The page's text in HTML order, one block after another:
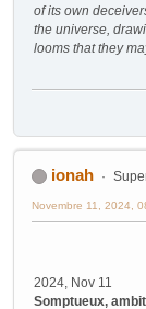
of its own
the universe,
looms that they
ionah
Novembre 11, 2024,
2024, Nov 11
Somptueux,